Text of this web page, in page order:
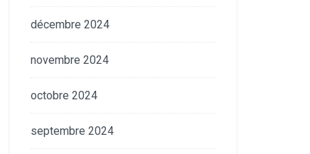
décembre 2024
novembre 2024
octobre 2024
septembre 2024